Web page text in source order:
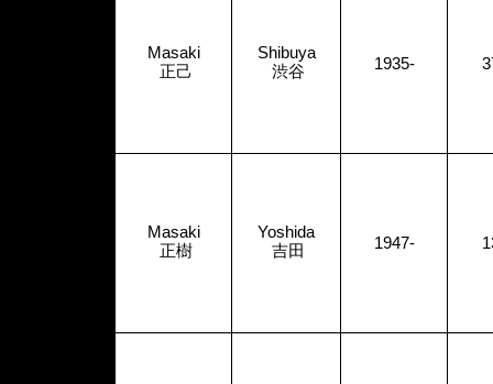
Masaki
正己
Shibuya
渋谷
1935-
Masaki
正樹
Yoshida
吉田
1947-